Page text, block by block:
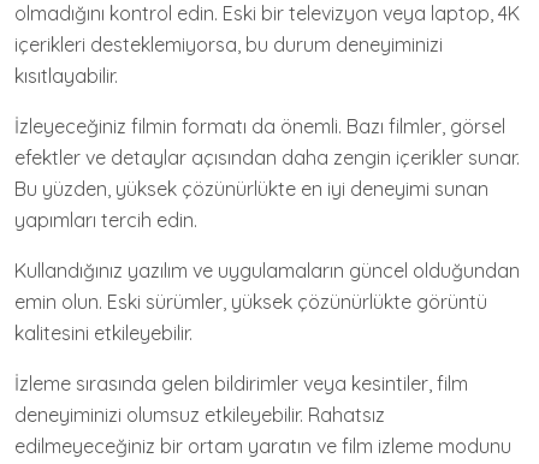
olmadığını kontrol edin. Eski bir televizyon veya laptop, 4K
içerikleri desteklemiyorsa, bu durum deneyiminizi
kısıtlayabilir.
İzleyeceğiniz filmin formatı da önemli. Bazı filmler, görsel
efektler ve detaylar açısından daha zengin içerikler sunar.
Bu yüzden, yüksek çözünürlükte en iyi deneyimi sunan
yapımları tercih edin.
Kullandığınız yazılım ve uygulamaların güncel olduğundan
emin olun. Eski sürümler, yüksek çözünürlükte görüntü
kalitesini etkileyebilir.
İzleme sırasında gelen bildirimler veya kesintiler, film
deneyiminizi olumsuz etkileyebilir. Rahatsız
edilmeyeceğiniz bir ortam yaratın ve film izleme modunu